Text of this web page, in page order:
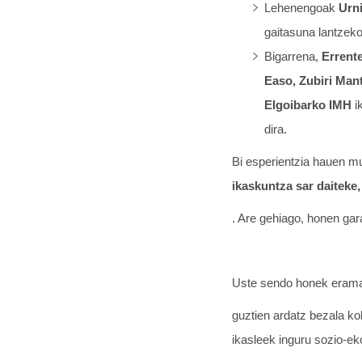
Lehenengoak
gaitasuna
Bigarrena,
Easo, Zubiri
Elgoibarko IMH
dira.
Bi esperientzia hauen
ikaskuntza sar
. Are gehiago, honen
Uste sendo honek
guztien ardatz bezala
ikasleek inguru sozio-